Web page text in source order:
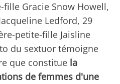
fille Gracie Snow Howell,
Ledford, 29
petite-fille Jaisline
du sextuor témoigne
que constitue la
de femmes d'une